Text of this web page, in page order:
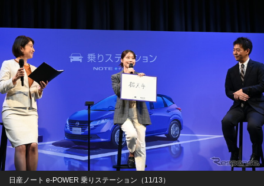
日産ノート e-POWER 乗りステーション（11/13）